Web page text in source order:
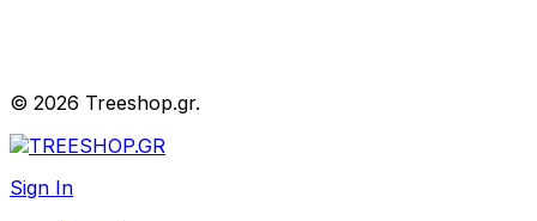
© 2026 Treeshop.gr.
Sign In